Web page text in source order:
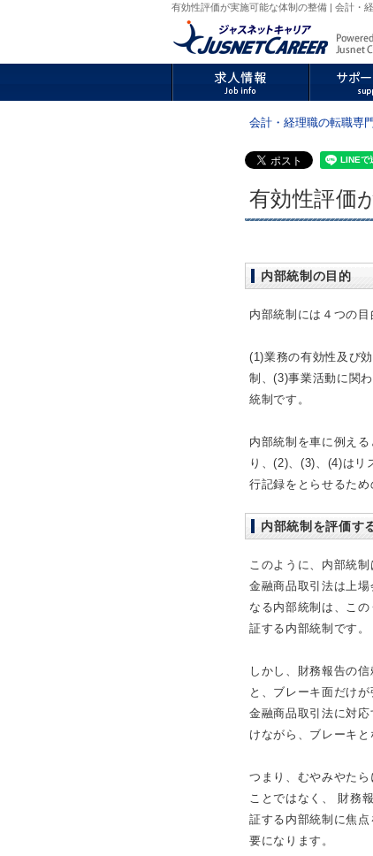
有効性評価が実施可能な体制の整備 | 会計・
会計・経理職の転職専
有効性評価
内部統制の目的
内部統制には４つの目
(1)業務の有効性及び
制、(3)事業活動に関
統制です。
内部統制を車に例え
り、(2)、(3)、(4)はリ
行記録をとらせるため
内部統制を評価す
このように、内部統
金融商品取引法は上
なる内部統制は、こ
証する内部統制です。
しかし、財務報告の
と、ブレーキ面だけ
金融商品取引法に対
けながら、ブレーキ
つまり、むやみやた
ことではなく、 財務
証する内部統制に焦
要になります。